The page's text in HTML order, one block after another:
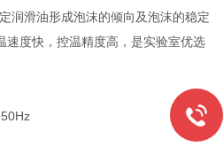
润滑油形成泡沫的倾向及泡沫的稳定
速度快，控温精度高，是实验室优选